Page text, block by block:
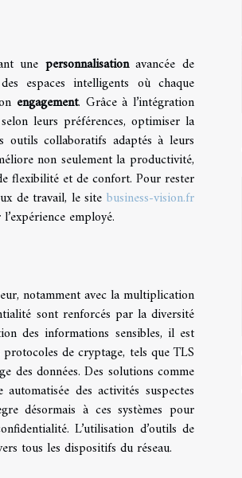
une personnalisationavancée de
espaces intelligents où chaque
engagement. Grâce à l’intégration
leurs préférences, optimiser la
collaboratifs adaptés à leurs
non seulement la productivité,
flexibilité et de confort. Pour rester
de travail, le site business-vision.fr
employé.
notamment avec la multiplication
sont renforcés par la diversité
des informations sensibles, il est
de cryptage, tels que TLS
des données. Des solutions comme
des activités suspectes
désormais à ces systèmes pour
L’utilisation d’outils de
tous les dispositifs du réseau.